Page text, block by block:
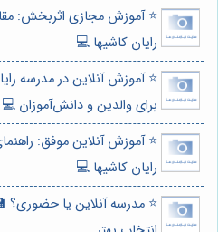
⭐️ آموزش مجازی اثربخش:
رایان کاشیها 💻
⭐️ آموزش آنلاین در مدرسه
برای والدین و دانش‌آموزان 💻
⭐️ آموزش آنلاین موفق:
رایان کاشیها 💻
⭐️ مدرسه آنلاین یا حضوری؟